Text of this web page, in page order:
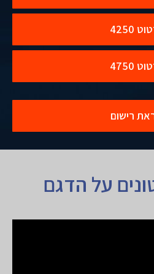
4250
4750
רישום
על הדגם